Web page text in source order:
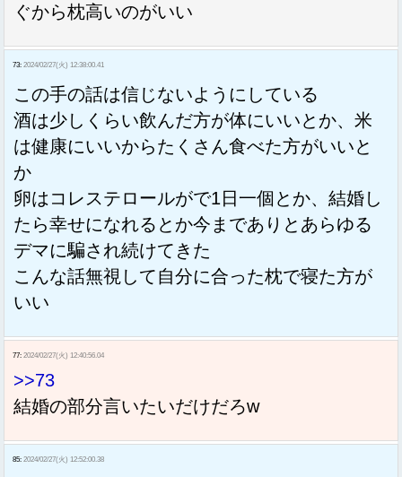
ぐから枕高いのがいい
73: 2024/02/27(火) 12:38:00.41
この手の話は信じないようにしている
酒は少しくらい飲んだ方が体にいいとか、米
は健康にいいからたくさん食べた方がいいと
か
卵はコレステロールがで1日一個とか、結婚し
たら幸せになれるとか今までありとあらゆる
デマに騙され続けてきた
こんな話無視して自分に合った枕で寝た方が
いい
77: 2024/02/27(火) 12:40:56.04
>>73
結婚の部分言いたいだけだろw
85: 2024/02/27(火) 12:52:00.38